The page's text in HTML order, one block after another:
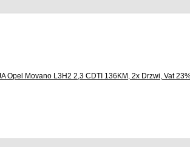
Opel Movano L3H2 2,3 CDTI 136KM, 2x Drzwi, Vat